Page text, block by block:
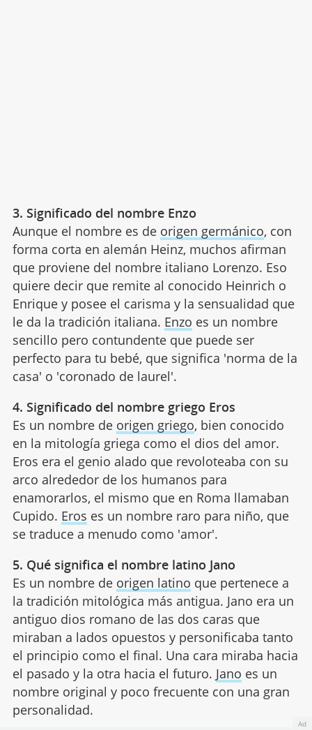
3. Significado del nombre Enzo
Aunque el nombre es de origen germánico, con
forma corta en alemán Heinz, muchos afirman
que proviene del nombre italiano Lorenzo. Eso
quiere decir que remite al conocido Heinrich o
Enrique y posee el carisma y la sensualidad que
le da la tradición italiana. Enzo es un nombre
sencillo pero contundente que puede ser
perfecto para tu bebé, que significa 'norma de la
casa' o 'coronado de laurel'.
4. Significado del nombre griego Eros
Es un nombre de origen griego, bien conocido
en la mitología griega como el dios del amor.
Eros era el genio alado que revoloteaba con su
arco alrededor de los humanos para
enamorarlos, el mismo que en Roma llamaban
Cupido. Eros es un nombre raro para niño, que
se traduce a menudo como 'amor'.
5. Qué significa el nombre latino Jano
Es un nombre de origen latino que pertenece a
la tradición mitológica más antigua. Jano era un
antiguo dios romano de las dos caras que
miraban a lados opuestos y personificaba tanto
el principio como el final. Una cara miraba hacia
el pasado y la otra hacia el futuro. Jano es un
nombre original y poco frecuente con una gran
personalidad.
Ad